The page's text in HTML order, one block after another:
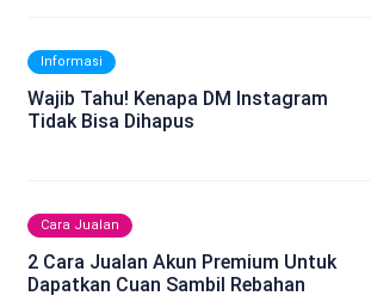
Informasi
Wajib Tahu! Kenapa DM Instagram
Tidak Bisa Dihapus
Cara Jualan
2 Cara Jualan Akun Premium Untuk
Dapatkan Cuan Sambil Rebahan